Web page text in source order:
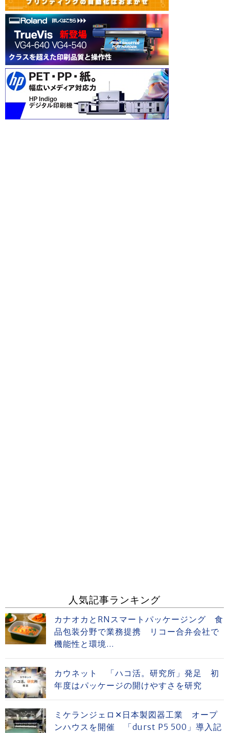
人気記事ランキング
カナオカとRNスマートパッケージング 食
品包装分野で業務提携 リコー合弁会社で
機能性と環境...
カウネット 「ハコ活。研究所」発足 初
年度はパッケージの開けやすさを研究
ミケランジェロ✕日本製図器工業 オープ
ンハウスを開催 「durst P5 500」導入記